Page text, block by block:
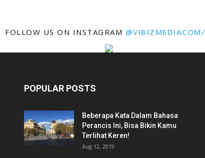
FOLLOW US ON INSTAGRAM @VIBIZMEDIACOM/
POPULAR POSTS
Beberapa Kata Dalam Bahasa
Perancis Ini, Bisa Bikin Kamu
Terlihat Keren!
Aug 12, 2019